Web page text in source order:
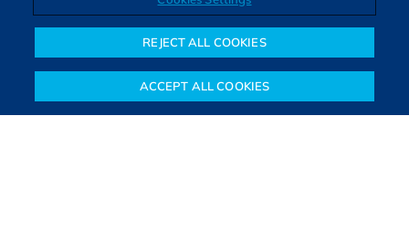
Notícias Colunistas Objetivos financeiros Investimentos Mais
O Bora Investir, site de notícias e educação financeira da B3,
oferece notícias e conteúdos especializados sobre o mercado
financeiro e diversos tipos de investimentos. Com redação
composta por especialistas, o site proporciona aprendizado
sólido e confiável, além de artigos de parceiros que ampliam
REJECT ALL COOKIES
ACCEPT ALL COOKIES